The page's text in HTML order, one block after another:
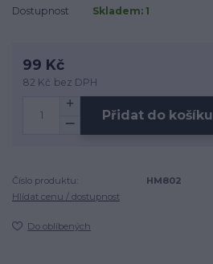
Dostupnost Skladem: 1
99 Kč
82 Kč bez DPH
Přidat do košíku
Číslo produktu:
HM802
Hlídat cenu / dostupnost
Do oblíbených